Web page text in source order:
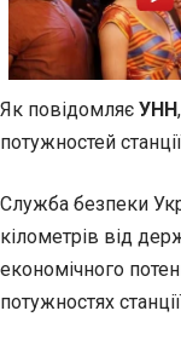
Як повідомляє УНН
потужностей
Служба безпеки
кілометрів від
економічного
потужностях